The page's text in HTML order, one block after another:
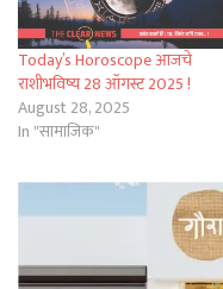
Today’s Horoscope आजचे
राशीभविष्य 28 ऑगस्ट 2025 !
August 28, 2025
In "सामाजिक"